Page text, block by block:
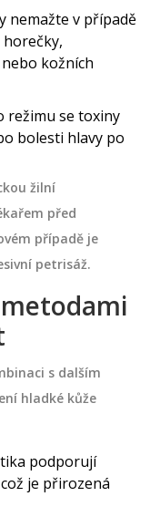
nemažte v případě
kožních
režimu se toxiny
bolesti hlavy po
žilní
před
případě je
petrisáž.
s dalším
hladké kůže
podporují
je přirozená